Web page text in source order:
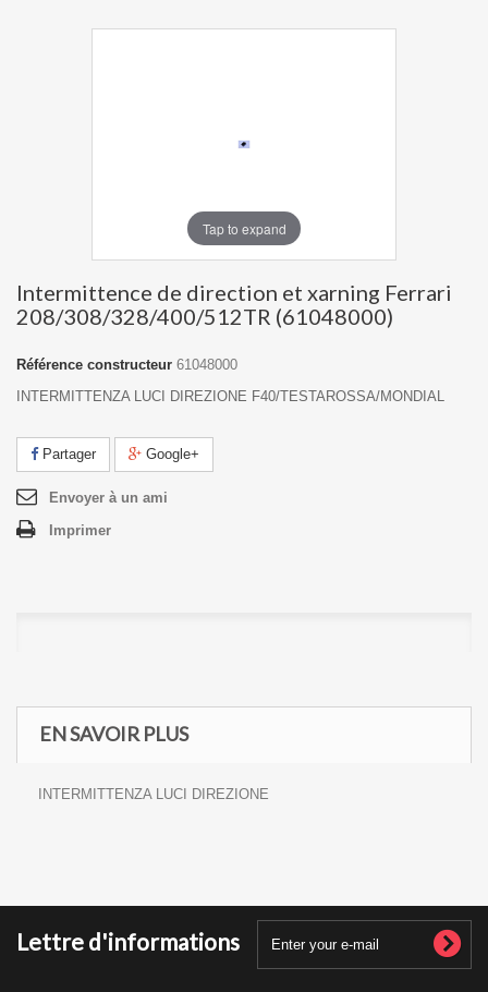
Tap to expand
Intermittence de direction et xarning Ferrari
208/308/328/400/512TR (61048000)
Référence constructeur 61048000
INTERMITTENZA LUCI DIREZIONE F40/TESTAROSSA/MONDIAL
Partager Google+
Envoyer à un ami
Imprimer
EN SAVOIR PLUS
INTERMITTENZA LUCI DIREZIONE
Lettre d'informations